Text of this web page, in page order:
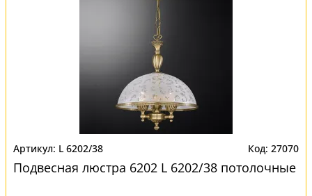
L 6202/38 27070
Подвесная люстра 6202 L 6202/38 потолочные